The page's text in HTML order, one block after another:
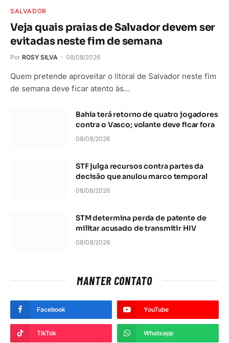
SALVADOR
Veja quais praias de Salvador devem ser
evitadas neste fim de semana
Por ROSY SILVA 08/08/2026
Quem pretende aproveitar o litoral de Salvador neste fim
de semana deve ficar atento às…
Bahia terá retorno de quatro jogadores
contra o Vasco; volante deve ficar fora
08/08/2026
STF julga recursos contra partes da
decisão que anulou marco temporal
08/08/2026
STM determina perda de patente de
militar acusado de transmitir HIV
08/08/2026
MANTER CONTATO
Facebook YouTube
TikTok Whatsapp